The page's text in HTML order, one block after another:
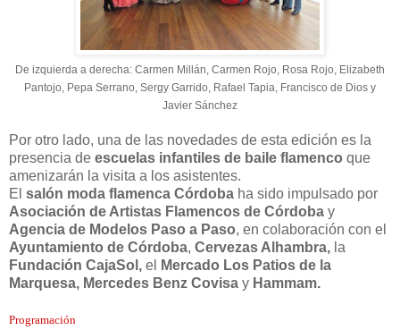
De izquierda a derecha: Carmen Millán, Carmen Rojo, Rosa Rojo, Elizabeth
Pantojo, Pepa Serrano, Sergy Garrido, Rafael Tapia, Francisco de Dios y
Javier Sánchez
Por otro lado, una de las novedades de esta edición es la
presencia de escuelas infantiles de baile flamenco que
amenizarán la visita a los asistentes.
El salón moda flamenca Córdoba ha sido impulsado por
Asociación de Artistas Flamencos de Córdoba y
Agencia de Modelos Paso a Paso, en colaboración con el
Ayuntamiento de Córdoba, Cervezas Alhambra, la
Fundación CajaSol, el
Mercado Los Patios de la
Marquesa, Mercedes Benz Covisa y Hammam.
Programación